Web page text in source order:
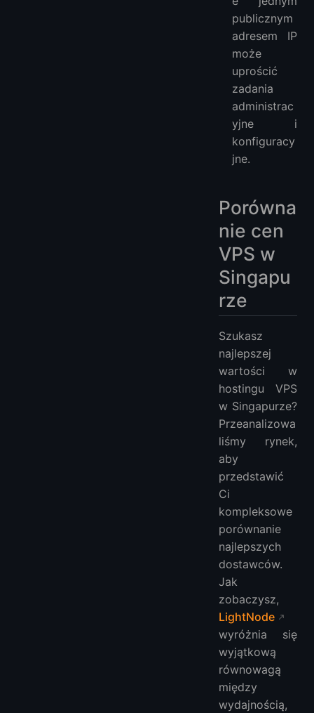
publicznym
adresem IP
może
uprościć
zadania
administrac
yjne i
konfiguracy
jne.
Porówna
nie cen
VPS w
Singapu
rze
Szukasz
najlepszej
wartości w
hostingu VPS
w Singapurze?
Przeanalizowa
liśmy rynek,
aby
przedstawić
Ci
kompleksowe
porównanie
najlepszych
dostawców.
Jak
zobaczysz,
LightNode
wyróżnia się
wyjątkową
równowagą
między
wydajnością,